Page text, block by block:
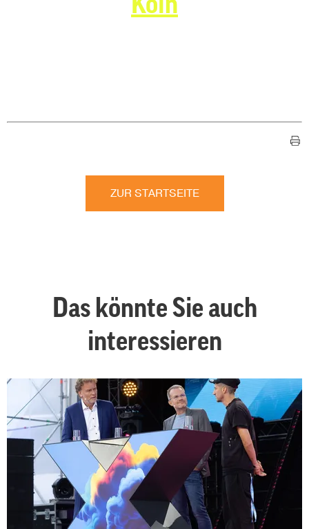
ZUR STARTSEITE
Das könnte Sie auch
interessieren